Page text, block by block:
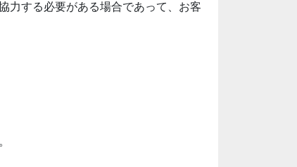
力する必要がある場合であって、お客